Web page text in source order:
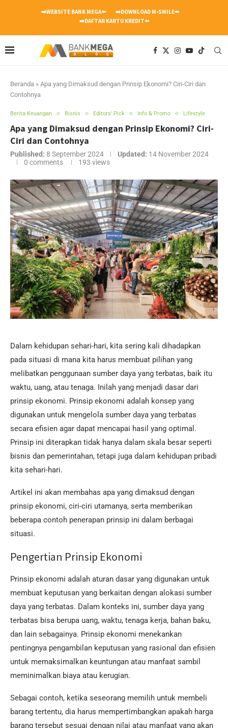
➡️WEBSITE BANK MEGA⬅️
➡️DOWNLOAD M-SMILE⬅️
➡️DAFTAR KARTU KREDIT⬅️
Beranda » Apa yang Dimaksud dengan Prinsip Ekonomi? Ciri-Ciri dan
Contohnya
Berita Keuangan Bisnis Editors' Pick Info & Promo Lifestyle
Apa yang Dimaksud dengan Prinsip Ekonomi? Ciri-
Ciri dan Contohnya
Published: 8 September 2024 Updated: 14 November 2024
0 comments
193 views
Dalam kehidupan sehari-hari, kita sering kali dihadapkan
pada situasi di mana kita harus membuat pilihan yang
melibatkan penggunaan sumber daya yang terbatas, baik itu
waktu, uang, atau tenaga. Inilah yang menjadi dasar dari
prinsip ekonomi. Prinsip ekonomi adalah konsep yang
digunakan untuk mengelola sumber daya yang terbatas
secara efisien agar dapat mencapai hasil yang optimal.
Prinsip ini diterapkan tidak hanya dalam skala besar seperti
bisnis dan pemerintahan, tetapi juga dalam kehidupan pribadi
kita sehari-hari.
Artikel ini akan membahas apa yang dimaksud dengan
prinsip ekonomi, ciri-ciri utamanya, serta memberikan
beberapa contoh penerapan prinsip ini dalam berbagai
situasi.
Pengertian Prinsip Ekonomi
Prinsip ekonomi adalah aturan dasar yang digunakan untuk
membuat keputusan yang berkaitan dengan alokasi sumber
daya yang terbatas. Dalam konteks ini, sumber daya yang
terbatas bisa berupa uang, waktu, tenaga kerja, bahan baku,
dan lain sebagainya. Prinsip ekonomi menekankan
pentingnya pengambilan keputusan yang rasional dan efisien
untuk memaksimalkan keuntungan atau manfaat sambil
meminimalkan biaya atau kerugian.
Sebagai contoh, ketika seseorang memilih untuk membeli
barang tertentu, dia harus mempertimbangkan apakah harga
barang tersebut sesuai dengan nilai atau manfaat yang akan